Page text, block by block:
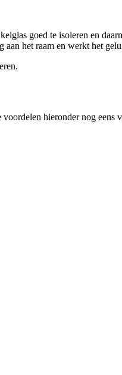
goed te isoleren en
aan het raam en werkt het
hieronder nog eens